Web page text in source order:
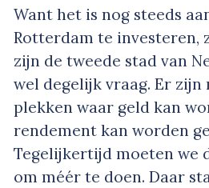
Want het is nog steeds
Rotterdam te investeren,
zijn de tweede stad van
wel degelijk vraag. Er zijn
plekken waar geld kan
rendement kan worden
Tegelijkertijd moeten we
om méér te doen. Daar